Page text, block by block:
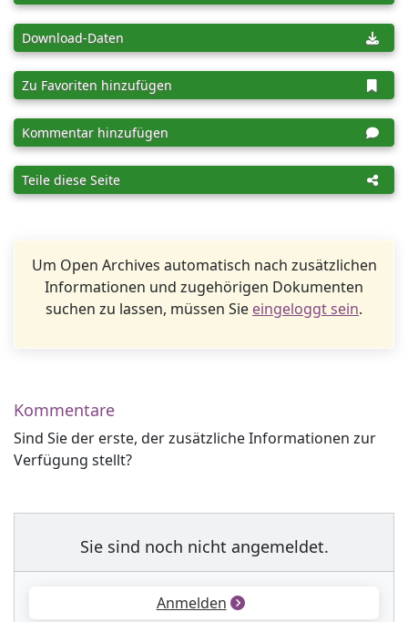
Download-Daten
Zu Favoriten hinzufügen
Kommentar hinzufügen
Teile diese Seite
Um Open Archives automatisch nach zusätzlichen
Informationen und zugehörigen Dokumenten
suchen zu lassen, müssen Sie eingeloggt sein.
Kommentare
Sind Sie der erste, der zusätzliche Informationen zur
Verfügung stellt?
Sie sind noch nicht angemeldet.
Anmelden